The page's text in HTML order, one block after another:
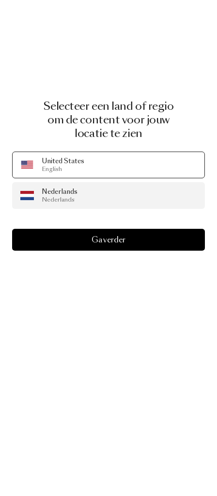
Selecteer een land of regio
om de content voor jouw
locatie te zien
United States
English
Nederlands
Nederlands
Ga verder